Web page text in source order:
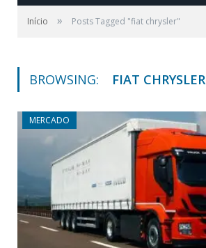
Início » Posts Tagged "fiat chrysler"
BROWSING: FIAT CHRYSLER
MERCADO